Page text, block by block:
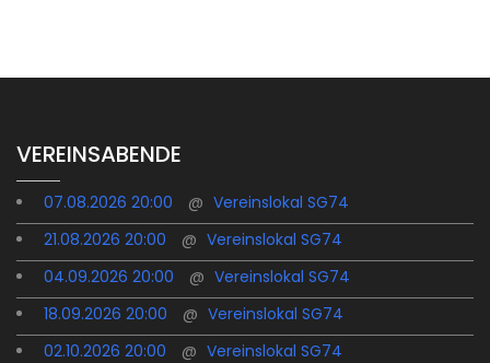
VEREINSABENDE
07.08.2026 20:00 @ Vereinslokal SG74
21.08.2026 20:00
@ Vereinslokal SG74
04.09.2026 20:00
@ Vereinslokal SG74
18.09.2026 20:00
@ Vereinslokal SG74
02.10.2026 20:00
@ Vereinslokal SG74